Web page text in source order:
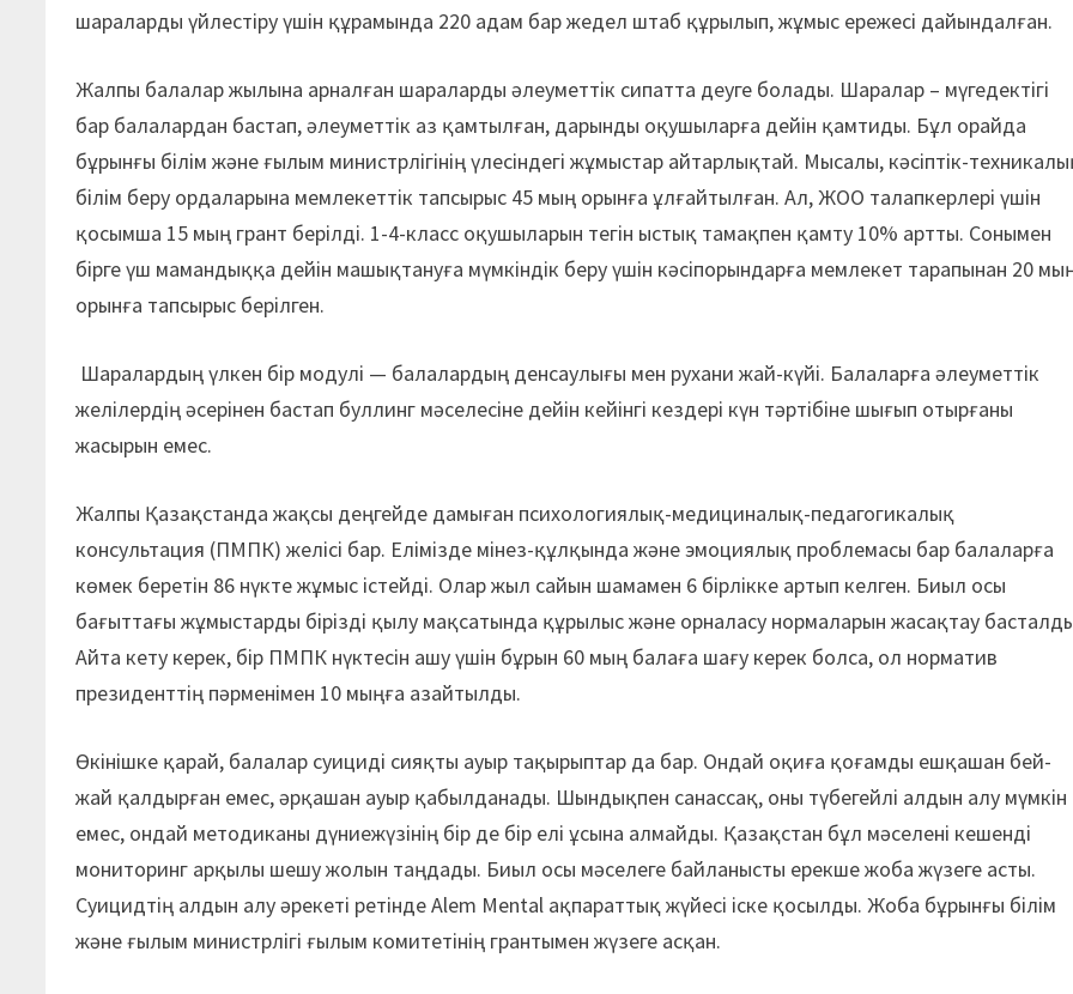
шараларды үйлестіру үшін құрамында 220 адам бар жедел штаб құрылып, жұмыс ережесі дайындалған.
Жалпы балалар жылына арналған шараларды әлеуметтік сипатта деуге болады. Шаралар – мүгедектігі
бар балалардан бастап, әлеуметтік аз қамтылған, дарынды оқушыларға дейін қамтиды. Бұл орайда
бұрынғы білім және ғылым министрлігінің үлесіндегі жұмыстар айтарлықтай. Мысалы, кәсіптік-
білім беру ордаларына мемлекеттік тапсырыс 45 мың орынға ұлғайтылған. Ал, ЖОО талапкерлері үшін
қосымша 15 мың грант берілді. 1-4-класс оқушыларын тегін ыстық тамақпен қамту 10% артты. Сонымен
бірге үш мамандыққа дейін машықтануға мүмкіндік беру үшін кәсіпорындарға мемлекет тарапынан 20
орынға тапсырыс берілген.
Шаралардың үлкен бір модулі — балалардың денсаулығы мен рухани жай-күйі. Балаларға әлеуметтік
желілердің әсерінен бастап буллинг мәселесіне дейін кейінгі кездері күн тәртібіне шығып отырғаны
жасырын емес.
Жалпы Қазақстанда жақсы деңгейде дамыған психологиялық-медициналық-педагогикалық
консультация (ПМПК) желісі бар. Елімізде мінез-құлқында және эмоциялық проблемасы бар балаларға
көмек беретін 86 нүкте жұмыс істейді. Олар жыл сайын шамамен 6 бірлікке артып келген. Биыл осы
бағыттағы жұмыстарды бірізді қылу мақсатында құрылыс және орналасу нормаларын жасақтау
Айта кету керек, бір ПМПК нүктесін ашу үшін бұрын 60 мың балаға шағу керек болса, ол норматив
президенттің пәрменімен 10 мыңға азайтылды.
Өкінішке қарай, балалар суициді сияқты ауыр тақырыптар да бар. Ондай оқиға қоғамды ешқашан бей-
жай қалдырған емес, әрқашан ауыр қабылданады. Шындықпен санассақ, оны түбегейлі алдын алу мүмкін
емес, ондай методиканы дүниежүзінің бір де бір елі ұсына алмайды. Қазақстан бұл мәселені кешенді
мониторинг арқылы шешу жолын таңдады. Биыл осы мәселеге байланысты ерекше жоба жүзеге асты.
Суицидтің алдын алу әрекеті ретінде Alem Mental ақпараттық жүйесі іске қосылды. Жоба бұрынғы білім
және ғылым министрлігі ғылым комитетінің грантымен жүзеге асқан.